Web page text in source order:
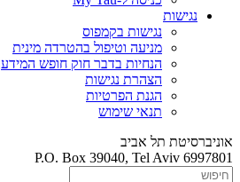
נגישות
נגישות בקמפוס
מניעה וטיפול בהטרדה מינית
הנחיות בדבר חוק חופש המידע
הצהרת נגישות
הגנת הפרטיות
תנאי שימוש
אוניברסיטת תל אביב
P.O. Box 39040, Tel Aviv 6997801